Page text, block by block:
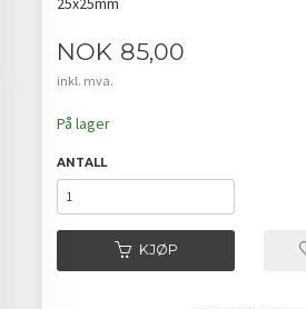
Pris
NOK 85,00
inkl. mva.
På lager
ANTALL
KJØP